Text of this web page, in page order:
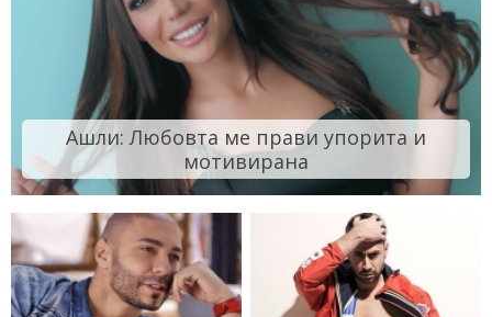
Ашли: Любовта ме прави упорита и
мотивирана